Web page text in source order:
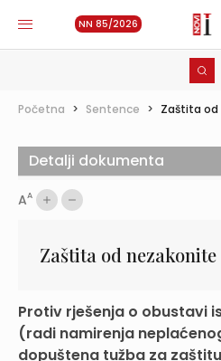
NN 85/2026
Početna > Sentence > Zaštita od
AA
Zaštita od
Protiv rješenja o obustavi
(radi namirenja
dopuštena tužba za
Detalji dokumenta